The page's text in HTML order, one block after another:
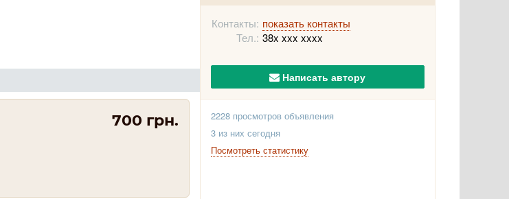
700 грн.
Контакты: показать контакты
Тел.: 38x xxx xxxx
Написать автору
2228 просмотров объявления
3 из них сегодня
Посмотреть статистику